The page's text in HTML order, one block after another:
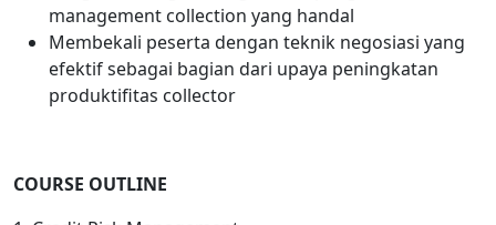
management collection yang handal
Membekali peserta dengan teknik negosiasi yang
efektif sebagai bagian dari upaya peningkatan
produktifitas collector
COURSE OUTLINE